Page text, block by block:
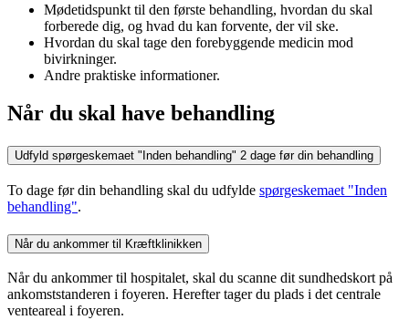
Mødetidspunkt til den første behandling, hvordan du skal
forberede dig, og hvad du kan forvente, der vil ske.
Hvordan du skal tage den forebyggende medicin mod
bivirkninger.
Andre praktiske informationer.
Når du skal have behandling
Udfyld spørgeskemaet "Inden behandling" 2 dage før din behandling
To dage før din behandling skal du udfylde spørgeskemaet "Inden
behandling".
Når du ankommer til Kræftklinikken
Når du ankommer til hospitalet, skal du scanne dit sundhedskort på
ankomststanderen i foyeren. Herefter tager du plads i det centrale
venteareal i foyeren.